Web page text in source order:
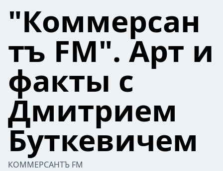
"Коммерсан
тъ FM". Арт и
факты с
Дмитрием
Буткевичем
КОММЕРСАНТЪ FM